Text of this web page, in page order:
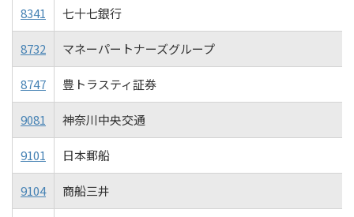
8341 七十七銀行
8732 マネーパートナーズグループ
8747 豊トラスティ証券
9081 神奈川中央交通
9101 日本郵船
9104 商船三井